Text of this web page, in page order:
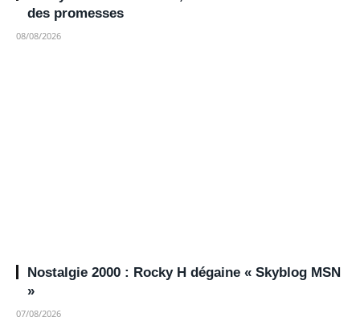
des promesses
08/08/2026
Nostalgie 2000 : Rocky H dégaine « Skyblog MSN
»
07/08/2026